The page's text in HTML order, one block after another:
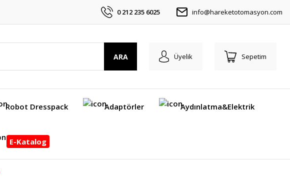
0 212 235 6025 info@hareketotomasyon.com
ARA Üyelik Sepetim
Robot Dresspack Adaptörler Aydınlatma&Elektrik
E-Katalog